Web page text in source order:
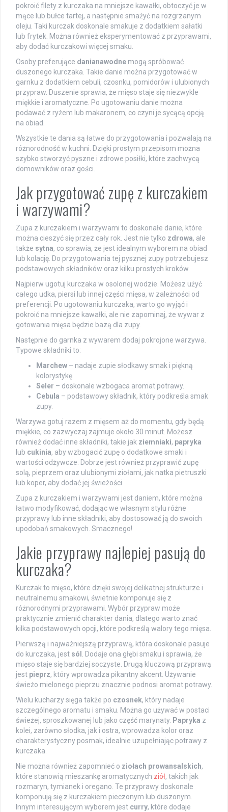
pokroić filety z kurczaka na mniejsze kawałki, obtoczyć je w
mące lub bułce tartej, a następnie smażyć na rozgrzanym
oleju. Taki kurczak doskonale smakuje z dodatkiem sałatki
lub frytek. Można również eksperymentować z przyprawami,
aby dodać kurczakowi więcej smaku.
Osoby preferujące danianawodne mogą spróbować
duszonego kurczaka. Takie danie można przygotować w
garnku z dodatkiem cebuli, czosnku, pomidorów i ulubionych
przypraw. Duszenie sprawia, że mięso staje się niezwykle
miękkie i aromatyczne. Po ugotowaniu danie można
podawać z ryżem lub makaronem, co czyni je sycącą opcją
na obiad.
Wszystkie te dania są łatwe do przygotowania i pozwalają na
różnorodność w kuchni. Dzięki prostym przepisom można
szybko stworzyć pyszne i zdrowe posiłki, które zachwycą
domowników oraz gości.
Jak przygotować zupę z kurczakiem
i warzywami?
Zupa z kurczakiem i warzywami to doskonałe danie, które
można cieszyć się przez cały rok. Jest nie tylko zdrowa, ale
także sytna, co sprawia, że jest idealnym wyborem na obiad
lub kolację. Do przygotowania tej pysznej zupy potrzebujesz
podstawowych składników oraz kilku prostych kroków.
Najpierw ugotuj kurczaka w osolonej wodzie. Możesz użyć
całego udka, piersi lub innej części mięsa, w zależności od
preferencji. Po ugotowaniu kurczaka, warto go wyjąć i
pokroić na mniejsze kawałki, ale nie zapominaj, że wywar z
gotowania mięsa będzie bazą dla zupy.
Następnie do garnka z wywarem dodaj pokrojone warzywa.
Typowe składniki to:
Marchew – nadaje zupie słodkawy smak i piękną
kolorystykę.
Seler – doskonale wzbogaca aromat potrawy.
Cebula – podstawowy składnik, który podkreśla smak
zupy.
Warzywa gotuj razem z mięsem aż do momentu, gdy będą
miękkie, co zazwyczaj zajmuje około 30 minut. Możesz
również dodać inne składniki, takie jak ziemniaki, papryka
lub cukinia, aby wzbogacić zupę o dodatkowe smaki i
wartości odżywcze. Dobrze jest również przyprawić zupę
solą, pieprzem oraz ulubionymi ziołami, jak natka pietruszki
lub koper, aby dodać jej świeżości.
Zupa z kurczakiem i warzywami jest daniem, które można
łatwo modyfikować, dodając we własnym stylu różne
przyprawy lub inne składniki, aby dostosować ją do swoich
upodobań smakowych. Smacznego!
Jakie przyprawy najlepiej pasują do
kurczaka?
Kurczak to mięso, które dzięki swojej delikatnej strukturze i
neutralnemu smakowi, świetnie komponuje się z
różnorodnymi przyprawami. Wybór przypraw może
praktycznie zmienić charakter dania, dlatego warto znać
kilka podstawowych opcji, które podkreślą walory tego mięsa.
Pierwszą i najważniejszą przyprawą, która doskonale pasuje
do kurczaka, jest sól
. Dodaje ona głębi smaku i sprawia, że
mięso staje się bardziej soczyste. Drugą kluczową przyprawą
jest pieprz, który wprowadza pikantny akcent. Używanie
świeżo mielonego pieprzu znacznie podnosi aromat potrawy.
Wielu kucharzy sięga także po czosnek, który nadaje
szczególnego aromatu i smaku. Można go używać w postaci
świeżej, sproszkowanej lub jako część marynaty. Papryka z
kolei, zarówno słodka, jak i ostra, wprowadza kolor oraz
charakterystyczny posmak, idealnie uzupełniając potrawy z
kurczaka.
Nie można również zapomnieć o ziołach prowansalskich,
które stanowią mieszankę aromatycznych ziół, takich jak
rozmaryn, tymianek i oregano. Te przyprawy doskonale
komponują się z kurczakiem pieczonym lub duszonym.
Innym interesującym wyborem jest curry, które dodaje